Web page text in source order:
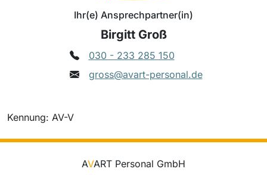
Ihr(e) Ansprechpartner(in)
Birgitt Groß
030 - 233 285 150
gross@avart-personal.de
Kennung: AV-V
AVART Personal GmbH